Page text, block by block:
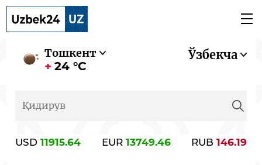
Тошкент
24 °C
Ўзбекча
USD 11915.64 EUR 13749.46 RUB 146.19